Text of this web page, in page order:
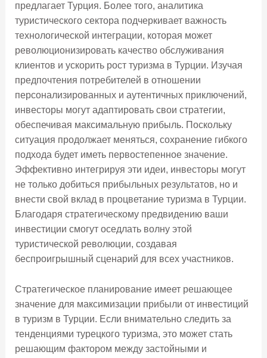
предлагает Турция. Более того, аналитика
туристического сектора подчеркивает важность
технологической интеграции, которая может
революционизировать качество обслуживания
клиентов и ускорить рост туризма в Турции. Изучая
предпочтения потребителей в отношении
персонализированных и аутентичных приключений,
инвесторы могут адаптировать свои стратегии,
обеспечивая максимальную прибыль. Поскольку
ситуация продолжает меняться, сохранение гибкого
подхода будет иметь первостепенное значение.
Эффективно интегрируя эти идеи, инвесторы могут
не только добиться прибыльных результатов, но и
внести свой вклад в процветание туризма в Турции.
Благодаря стратегическому предвидению ваши
инвестиции смогут оседлать волну этой
туристической революции, создавая
беспроигрышный сценарий для всех участников.
Стратегическое планирование имеет решающее
значение для максимизации прибыли от инвестиций
в туризм в Турции. Если внимательно следить за
тенденциями турецкого туризма, это может стать
решающим фактором между застойными и